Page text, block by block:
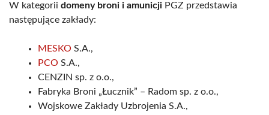
W kategorii domeny broni i amunicji PGZ przedstawia
następujące zakłady:
MESKO S.A.,
PCO S.A.,
CENZIN sp. z o.o.,
Fabryka Broni „Łucznik” – Radom sp. z o.o.,
Wojskowe Zakłady Uzbrojenia S.A.,